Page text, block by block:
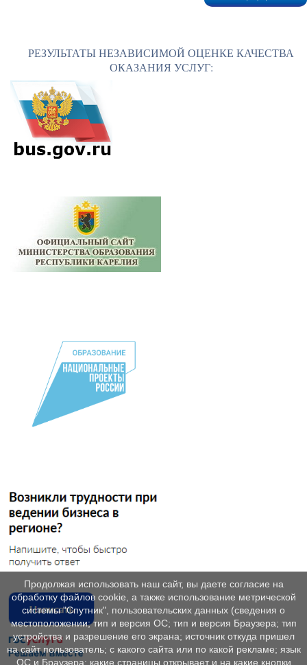
РЕЗУЛЬТАТЫ НЕЗАВИСИМОЙ ОЦЕНКЕ КАЧЕСТВА
ОКАЗАНИЯ УСЛУГ:
Продолжая использовать наш сайт, вы даете согласие на
обработку файлов cookie, а также использование метрической
системы "Спутник", пользовательских данных (сведения о
местоположении; тип и версия ОС; тип и версия Браузера; тип
устройства и разрешение его экрана; источник откуда пришел
на сайт пользователь; с какого сайта или по какой рекламе; язык
ОС и Браузера; какие страницы открывает и на какие кнопки